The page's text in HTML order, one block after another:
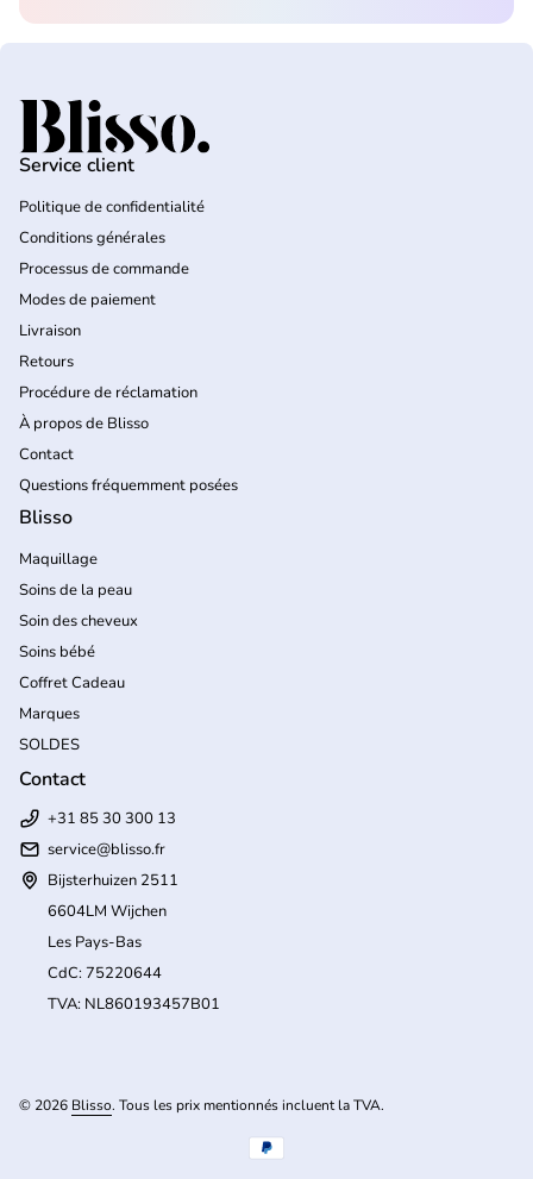
Accueil
Service client
Politique de confidentialité
Conditions générales
Processus de commande
Modes de paiement
Livraison
Retours
Procédure de réclamation
À propos de Blisso
Contact
Questions fréquemment posées
Blisso
Maquillage
Soins de la peau
Soin des cheveux
Soins bébé
Coffret Cadeau
Marques
SOLDES
Contact
+31 85 30 300 13
service@blisso.fr
Bijsterhuizen 2511
6604LM Wijchen
Les Pays-Bas
CdC: 75220644
TVA: NL860193457B01
© 2026 Blisso. Tous les prix mentionnés incluent la TVA.
Modes de paiement